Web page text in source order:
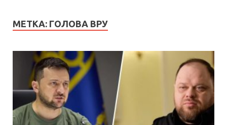
МЕТКА: ГОЛОВА ВРУ